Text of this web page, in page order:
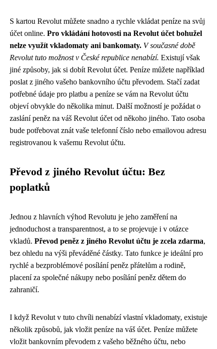
S kartou Revolut můžete snadno a rychle vkládat peníze na svůj
účet online. Pro vkládání hotovosti na Revolut účet bohužel
nelze využít vkladomaty ani bankomaty. V současné době
Revolut tuto možnost v České republice nenabízí. Existují však
jiné způsoby, jak si dobít Revolut účet. Peníze můžete například
poslat z jiného vašeho bankovního účtu převodem. Stačí zadat
potřebné údaje pro platbu a peníze se vám na Revolut účtu
objeví obvykle do několika minut. Další možností je požádat o
zaslání peněz na váš Revolut účet od někoho jiného. Tato osoba
bude potřebovat znát vaše telefonní číslo nebo emailovou adresu
registrovanou k vašemu Revolut účtu.
Převod z jiného Revolut účtu: Bez
poplatků
Jednou z hlavních výhod Revolutu je jeho zaměření na
jednoduchost a transparentnost, a to se projevuje i v otázce
vkladů. Převod peněz z jiného Revolut účtu je zcela zdarma,
bez ohledu na výši převáděné částky. Tato funkce je ideální pro
rychlé a bezproblémové posílání peněz přátelům a rodině,
placení za společné nákupy nebo posílání peněz dětem do
zahraničí.
I když Revolut v tuto chvíli nenabízí vlastní vkladomaty, existuje
několik způsobů, jak vložit peníze na váš účet. Peníze můžete
vložit bankovním převodem z vašeho běžného účtu, nebo